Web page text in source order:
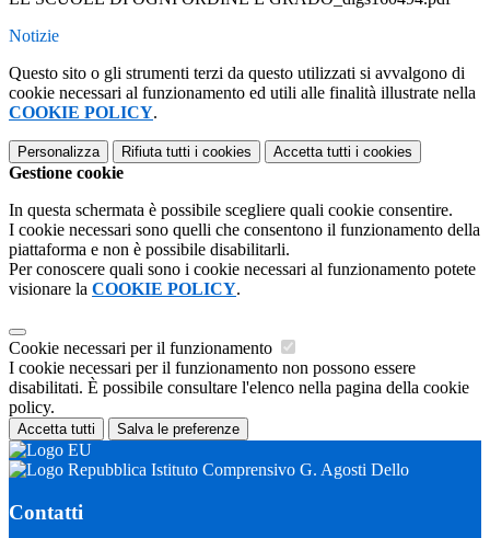
Notizie
Questo sito o gli strumenti terzi da questo utilizzati si avvalgono di
cookie necessari al funzionamento ed utili alle finalità illustrate nella
COOKIE POLICY.
Personalizza Rifiuta tutti i cookies Accetta tutti i cookies
Gestione cookie
In questa schermata è possibile scegliere quali cookie consentire.
I cookie necessari sono quelli che consentono il funzionamento della
piattaforma e non è possibile disabilitarli.
Per conoscere quali sono i cookie necessari al funzionamento potete
visionare la COOKIE POLICY.
Cookie necessari per il funzionamento
I cookie necessari per il funzionamento non possono essere
disabilitati. È possibile consultare l'elenco nella pagina della cookie
policy.
Accetta tutti Salva le preferenze
Istituto Comprensivo G. Agosti Dello
Contatti